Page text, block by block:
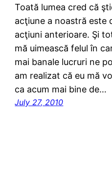
Toată lumea cred că
acţiune a noastră este
acţiuni anterioare. Şi
mă uimească felul în
mai banale lucruri ne
am realizat că eu mă
ca acum mai bine de…
July 27, 2010